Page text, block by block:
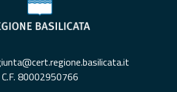
C.F. 80002950766